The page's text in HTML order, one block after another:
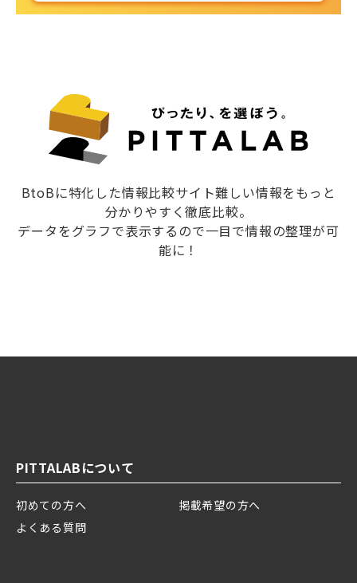
BtoBに特化した情報比較サイト難しい情報をもっと
分かりやすく徹底比較。
データをグラフで表示するので一目で情報の整理が可
能に！
PITTALABについて
初めての方へ
掲載希望の方へ
よくある質問